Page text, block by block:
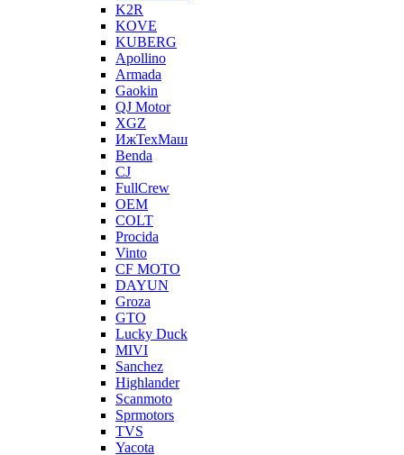
K2R
KOVE
KUBERG
Apollino
Armada
Gaokin
QJ Motor
XGZ
ИжТехМаш
Benda
CJ
FullCrew
OEM
COLT
Procida
Vinto
CF MOTO
DAYUN
Groza
GTO
Lucky Duck
MIVI
Sanchez
Highlander
Scanmoto
Sprmotors
TVS
Yacota